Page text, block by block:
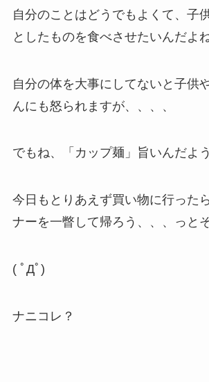
自分のことはどうでもよくて、子
としたものを食べさせたいんだよ
自分の体を大事にしてないと子供
んにも怒られますが、、、、
でもね、「カップ麺」旨いんだよう
今日もとりあえず買い物に行った
ナーを一瞥して帰ろう、、、っと
( ﾟДﾟ)
ナニコレ？